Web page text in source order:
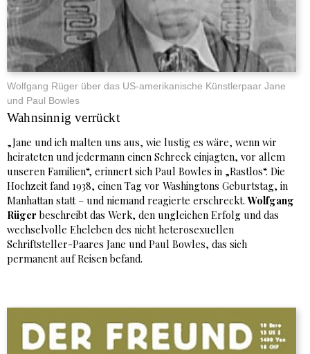
Wolfgang Rüger über das US-amerikanische Künstlerpaar Jane
und Paul Bowles
Wahnsinnig verrückt
„Jane und ich malten uns aus, wie lustig es wäre, wenn wir
heirateten und jedermann einen Schreck einjagten, vor allem
unseren Familien“, erinnert sich Paul Bowles in „Rastlos“. Die
Hochzeit fand 1938, einen Tag vor Washingtons Geburtstag, in
Manhattan statt – und niemand reagierte erschreckt.Wolfgang
Rügerbeschreibt das Werk, den ungleichen Erfolg und das
wechselvolle Eheleben des nicht heterosexuellen
Schriftsteller-Paares Jane und Paul Bowles, das sich
permanent auf Reisen befand.